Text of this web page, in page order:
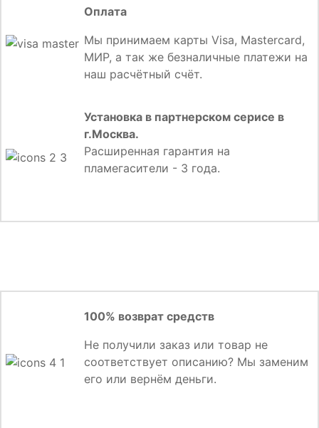
Оплата
Мы принимаем карты Visa, Mastercard,
МИР, а так же безналичные платежи на
наш расчётный счёт.
Установка в партнерском серисе в
г.Москва.
Расширенная гарантия на
пламегасители - 3 года.
100% возврат средств
Не получили заказ или товар не
соответствует описанию? Мы заменим
его или вернём деньги.